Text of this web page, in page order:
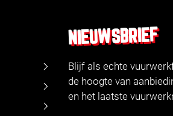
NIEUWSBRIEF
Blijf als echte
de hoogte van
en het laatste